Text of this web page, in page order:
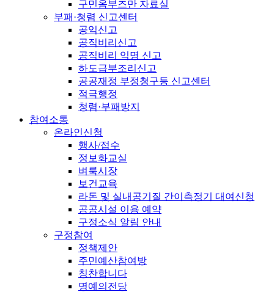
구민옴부즈만 자료실
부패·청렴 신고센터
공익신고
공직비리신고
공직비리 익명 신고
하도급부조리신고
공공재정 부정청구등 신고센터
적극행정
청렴·부패방지
참여소통
온라인신청
행사/접수
정보화교실
벼룩시장
보건교육
라돈 및 실내공기질 간이측정기 대여신청
공공시설 이용 예약
구정소식 알림 안내
구정참여
정책제안
주민예산참여방
칭찬합니다
명예의전당